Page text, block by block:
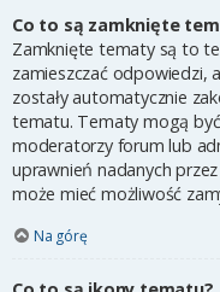
Co to są zamknięte
Zamknięte tematy są to
zamieszczać odpowiedzi,
zostały automatycznie
tematu. Tematy mogą
moderatorzy forum lub
uprawnień nadanych
może mieć możliwość
Na górę